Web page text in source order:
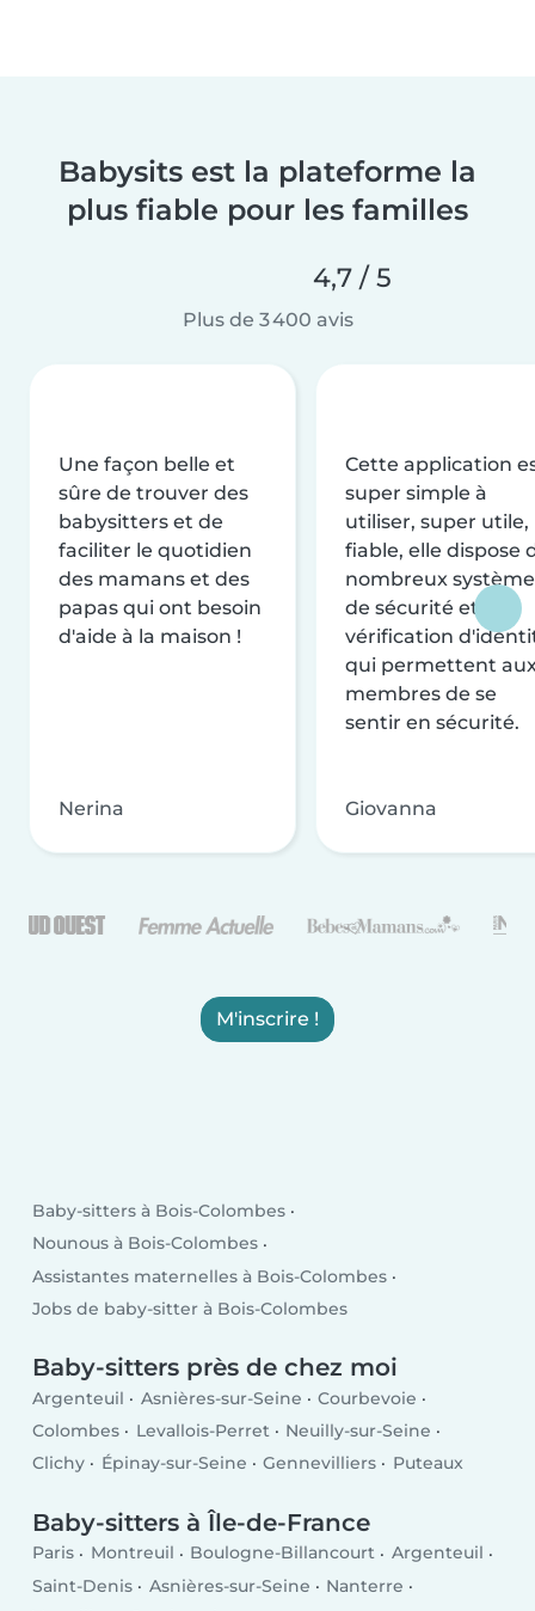
Babysits est la plateforme la
plus fiable pour les familles
4,7 / 5
Plus de 3 400 avis
Une façon belle et
sûre de trouver des
babysitters et de
faciliter le quotidien
des mamans et des
papas qui ont besoin
d'aide à la maison !
Nerina
Cette application
super simple à
utiliser, super utile,
fiable, elle dispose
nombreux
de sécurité et de
vérification
qui permettent
membres de se
sentir en sécurité.
Giovanna
M'inscrire !
Baby-sitters à Bois-Colombes
Nounous à Bois-Colombes
Assistantes maternelles à Bois-Colombes
Jobs de baby-sitter à Bois-Colombes
Baby-sitters près de chez moi
Argenteuil Asnières-sur-Seine
Courbevoie
Colombes
Levallois-Perret
Neuilly-sur-Seine
Clichy
Épinay-sur-Seine Gennevilliers Puteaux
Baby-sitters à Île-de-France
Paris Montreuil Boulogne-Billancourt
Argenteuil
Saint-Denis
Asnières-sur-Seine
Nanterre